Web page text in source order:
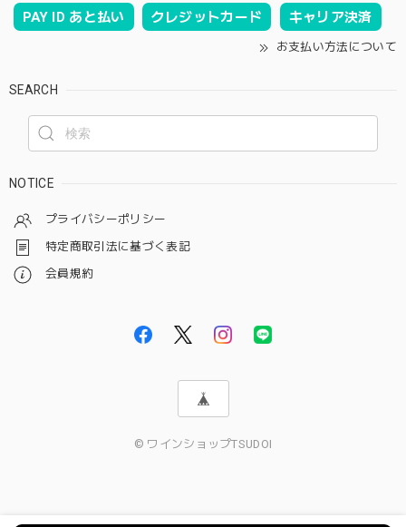
PAY ID あと払い クレジットカード キャリア決済
お支払い方法について
SEARCH
NOTICE
プライバシーポリシー
特定商取引法に基づく表記
会員規約
© ワインショップTSUDOI